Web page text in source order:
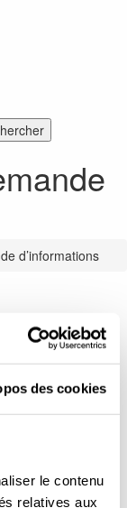
des cookies
le contenu
relatives aux
d’informations